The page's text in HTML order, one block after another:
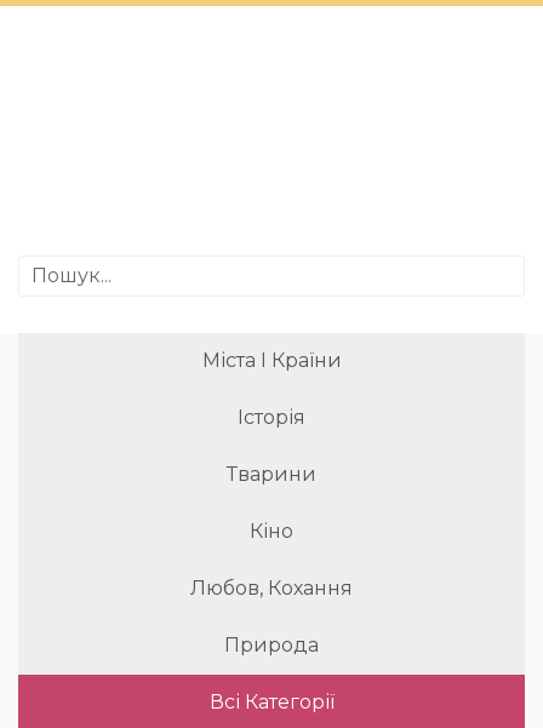
Міста І Країни
Історія
Тварини
Кіно
Любов, Кохання
Природа
Всі Категорії